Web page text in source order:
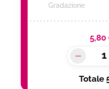
Gradazione
5,80
Totale